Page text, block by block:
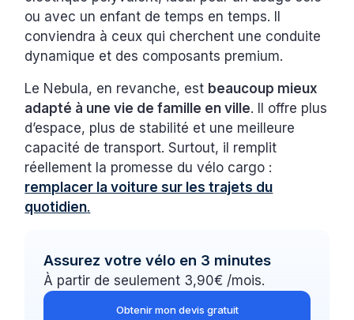
ou avec un enfant de temps en temps. Il
conviendra à ceux qui cherchent une conduite
dynamique et des composants premium.
Le Nebula, en revanche, est beaucoup mieux
adapté à une vie de famille en ville. Il offre plus
d’espace, plus de stabilité et une meilleure
capacité de transport. Surtout, il remplit
réellement la promesse du vélo cargo :
remplacer la voiture sur les trajets du
quotidien.
Assurez votre vélo en 3 minutes
À partir de seulement 3,90€ /mois.
Obtenir mon devis gratuit